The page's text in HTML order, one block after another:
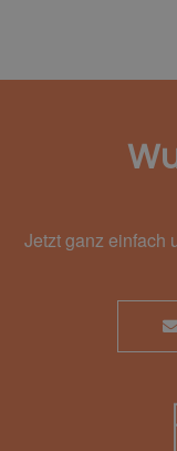
Jetzt ganz einfach